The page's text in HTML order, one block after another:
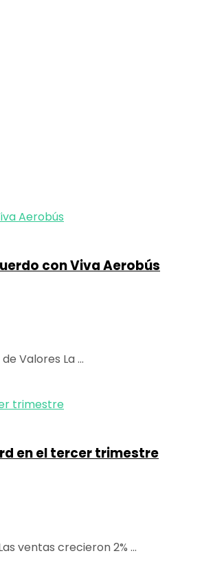
con Viva Aerobús
Valores La ...
en el tercer trimestre
ventas crecieron 2% ...